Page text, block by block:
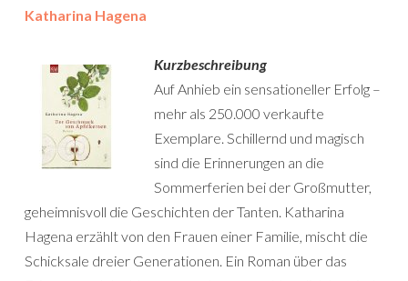
Katharina Hagena
Kurzbeschreibung
Auf Anhieb ein sensationeller Erfolg –
mehr als 250.000 verkaufte
Exemplare. Schillernd und magisch
sind die Erinnerungen an die
Sommerferien bei der Groß­mutter,
geheimnisvoll die Geschichten der Tanten. Katharina
Hagena erzählt von den Frauen einer Familie, mischt die
Schicksale dreier Generationen. Ein Roman über das